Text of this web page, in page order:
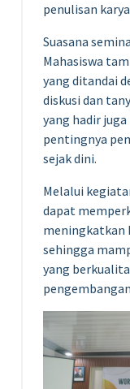
penulisan
Suasana
Mahasiswa
yang ditandai
diskusi dan
yang hadir
pentingnya
sejak dini.
Melalui
dapat
meningkatkan
sehingga
yang